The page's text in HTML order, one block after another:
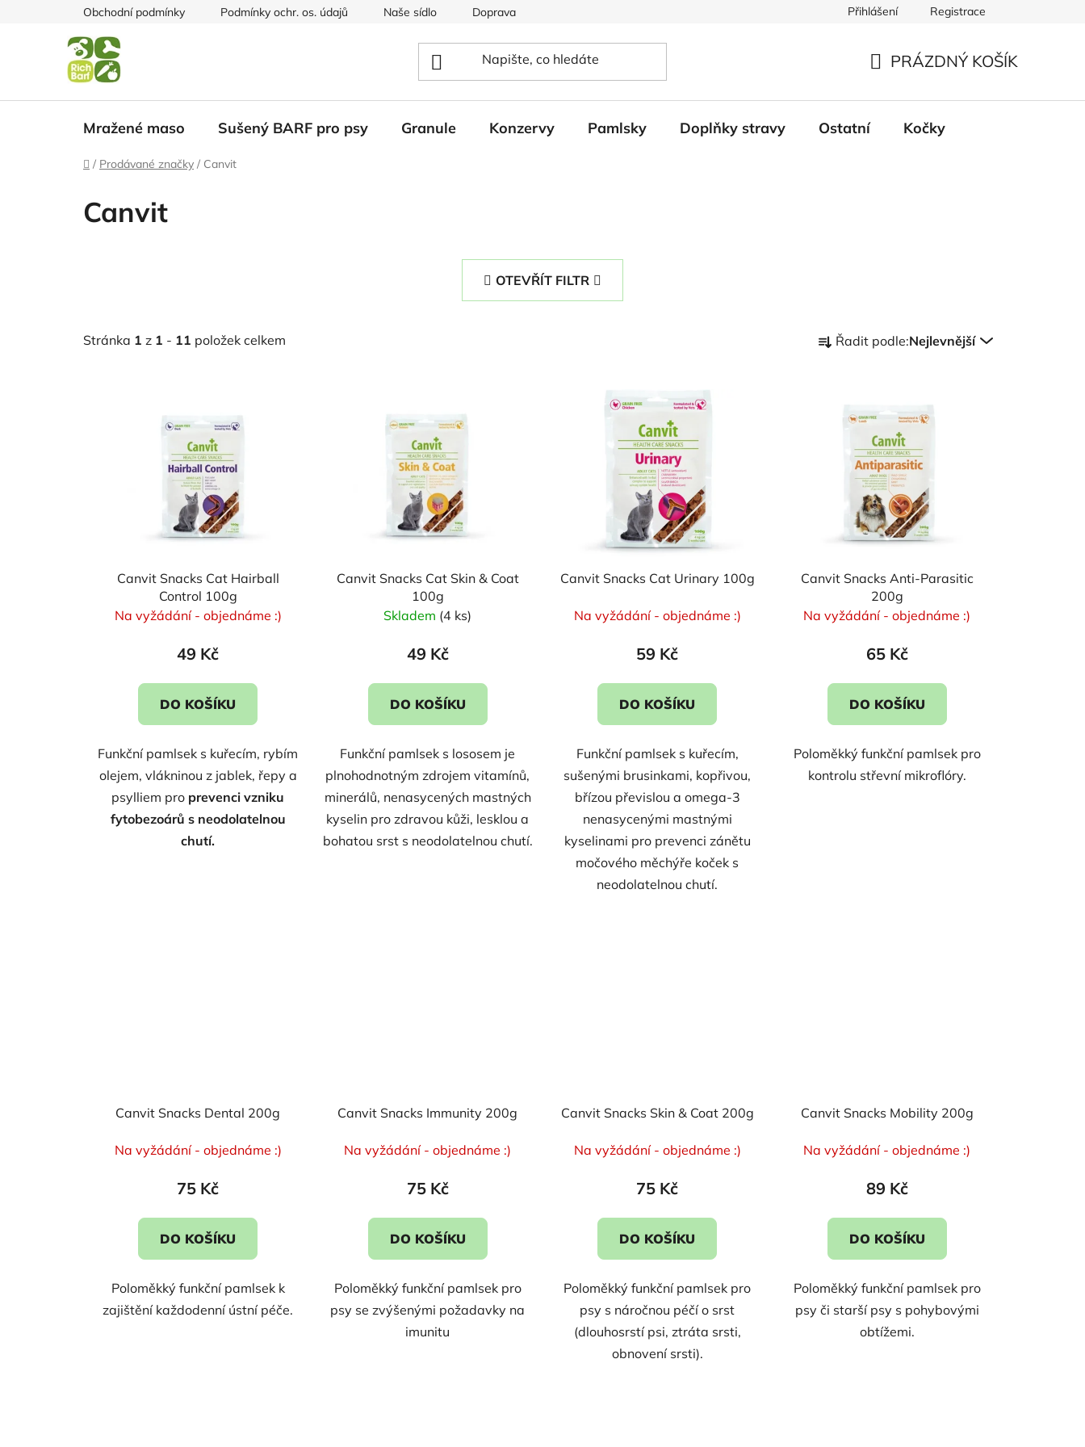
Obchodní podmínky Podmínky ochr. os. údajů Naše sídlo Doprava Přihlášení Registrace
KOŠÍK
PRÁZDNÝ KOŠÍK
Mražené maso Sušený BARF pro psy Granule Konzervy Pamlsky Doplňky stravy Ostatní Kočky
Domů
/ Prodávané značky / Canvit
Canvit
OTEVŘÍT FILTR
Stránka 1 z 1 - 11 položek celkem
a
t
Řadit podle:Nejlevnější
Canvit Snacks Cat Hairball
Control 100g
Na vyžádání - objednáme :)
49 Kč
DO KOŠÍKU
Funkční pamlsek s kuřecím, rybím
olejem, vlákninou z jablek, řepy a
psylliem pro prevenci vzniku
fytobezoárů s neodolatelnou
chutí.
Canvit Snacks Cat Skin & Coat
100g
Skladem (4 ks)
49 Kč
DO KOŠÍKU
Funkční pamlsek s lososem je
plnohodnotným zdrojem vitamínů,
minerálů, nenasycených mastných
kyselin pro zdravou kůži, lesklou a
bohatou srst s neodolatelnou chutí.
Canvit Snacks Cat Urinary 100g
Na vyžádání - objednáme :)
59 Kč
DO KOŠÍKU
Funkční pamlsek s kuřecím,
sušenými brusinkami, kopřivou,
břízou převislou a omega-3
nenasycenými mastnými
kyselinami pro prevenci zánětu
močového měchýře koček s
neodolatelnou chutí.
Canvit Snacks Anti-Parasitic
200g
Na vyžádání - objednáme :)
65 Kč
DO KOŠÍKU
Poloměkký funkční pamlsek pro
kontrolu střevní mikroflóry.
Canvit Snacks Dental 200g
Na vyžádání - objednáme :)
75 Kč
DO KOŠÍKU
Poloměkký funkční pamlsek k
zajištění každodenní ústní péče.
Canvit Snacks Immunity 200g
Na vyžádání - objednáme :)
75 Kč
DO KOŠÍKU
Poloměkký funkční pamlsek pro
psy se zvýšenými požadavky na
imunitu
Canvit Snacks Skin & Coat 200g
Na vyžádání - objednáme :)
75 Kč
DO KOŠÍKU
Poloměkký funkční pamlsek pro
psy s náročnou péčí o srst
(dlouhosrstí psi, ztráta srsti,
obnovení srsti).
Canvit Snacks Mobility 200g
Na vyžádání - objednáme :)
89 Kč
DO KOŠÍKU
Poloměkký funkční pamlsek pro
psy či starší psy s pohybovými
obtížemi.